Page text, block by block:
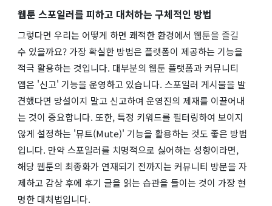
웹툰 스포일러를 피하고 대처하는 구체적인 방법
그렇다면 우리는 어떻게 하면 쾌적한 환경에서 웹툰을 즐길
수 있을까요? 가장 확실한 방법은 플랫폼이 제공하는 기능을
적극 활용하는 것입니다. 대부분의 웹툰 플랫폼과 커뮤니티
앱은 '신고' 기능을 운영하고 있습니다. 스포일러 게시물을 발
견했다면 망설이지 말고 신고하여 운영진의 제재를 이끌어내
는 것이 중요합니다. 또한, 특정 키워드를 필터링하여 보이지
않게 설정하는 '뮤트(Mute)' 기능을 활용하는 것도 좋은 방법
입니다. 만약 스포일러를 치명적으로 싫어하는 성향이라면,
해당 웹툰의 최종화가 연재되기 전까지는 커뮤니티 방문을 자
제하고 감상 후에 후기 글을 읽는 습관을 들이는 것이 가장 현
명한 대처법입니다.